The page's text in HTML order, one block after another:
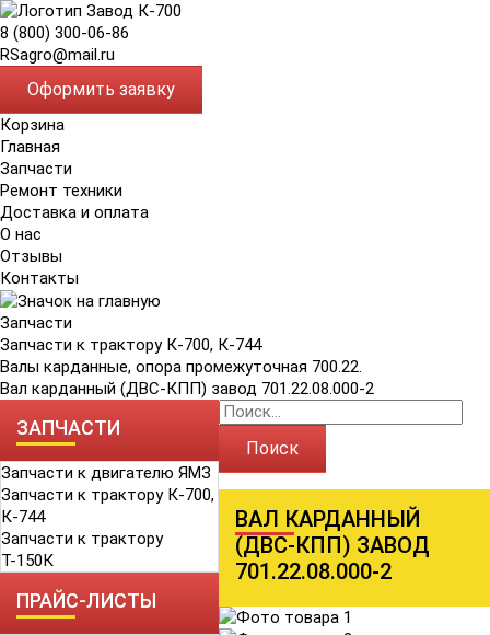
8 (800) 300-06-86
RSagro@mail.ru
Оформить заявку
Корзина
Главная
Запчасти
Ремонт техники
Доставка и оплата
О нас
Отзывы
Контакты
Запчасти
Запчасти к трактору К-700, К-744
Валы карданные, опора промежуточная 700.22.
Вал карданный (ДВС-КПП) завод 701.22.08.000-2
ЗАПЧАСТИ
Запчасти к двигателю ЯМЗ
Запчасти к трактору К-700,
К-744
Запчасти к трактору
Т-150К
ПРАЙС-ЛИСТЫ
Поиск
ВАЛ КАРДАННЫЙ
(ДВС-КПП) ЗАВОД
701.22.08.000-2